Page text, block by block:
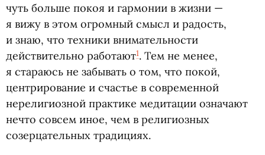
чуть больше покоя и гармонии в жизни —
я вижу в этом огромный смысл и радость,
и знаю, что техники внимательности
действительно работают1. Тем не менее,
я стараюсь не забывать о том, что покой,
центрирование и счастье в современной
нерелигиозной практике медитации означают
нечто совсем иное, чем в религиозных
созерцательных традициях.